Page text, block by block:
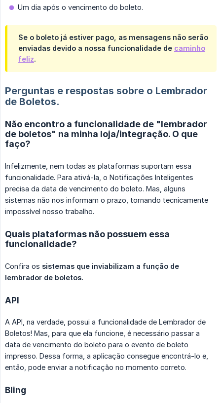
Um dia após o vencimento do boleto.
Se o boleto já estiver pago, as mensagens não serão
enviadas devido a nossa funcionalidade de caminho
feliz.
Perguntas e respostas sobre o Lembrador
de Boletos.
Não encontro a funcionalidade de "lembrador
de boletos" na minha loja/integração. O que
faço?
Infelizmente, nem todas as plataformas suportam essa
funcionalidade. Para ativá-la, o Notificações Inteligentes
precisa da data de vencimento do boleto. Mas, alguns
sistemas não nos informam o prazo, tornando tecnicamente
impossível nosso trabalho.
Quais plataformas não possuem essa
funcionalidade?
Confira os sistemas que inviabilizam a função de
lembrador de boletos.
API
A API, na verdade, possui a funcionalidade de Lembrador de
Boletos! Mas, para que ela funcione, é necessário passar a
data de vencimento do boleto para o evento de boleto
impresso. Dessa forma, a aplicação consegue encontrá-lo e,
então, pode enviar a notificação no momento correto.
Bling